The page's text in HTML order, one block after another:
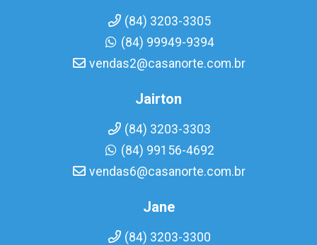
(84) 3203-3305
(84) 99949-9394
vendas2@casanorte.com.br
Jairton
(84) 3203-3303
(84) 99156-4692
vendas6@casanorte.com.br
Jane
(84) 3203-3300